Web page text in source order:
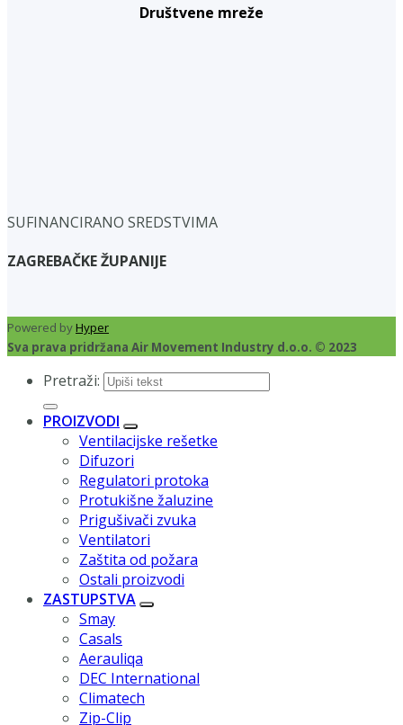
Društvene mreže
SUFINANCIRANO SREDSTVIMA
ZAGREBAČKE ŽUPANIJE
Powered byHyper
Sva prava pridržana Air Movement Industry d.o.o. © 2023
Pretraži:
PROIZVODI
Ventilacijske rešetke
Difuzori
Regulatori protoka
Protukišne žaluzine
Prigušivači zvuka
Ventilatori
Zaštita od požara
Ostali proizvodi
ZASTUPSTVA
Smay
Casals
Aerauliqa
DEC International
Climatech
Zip-Clip